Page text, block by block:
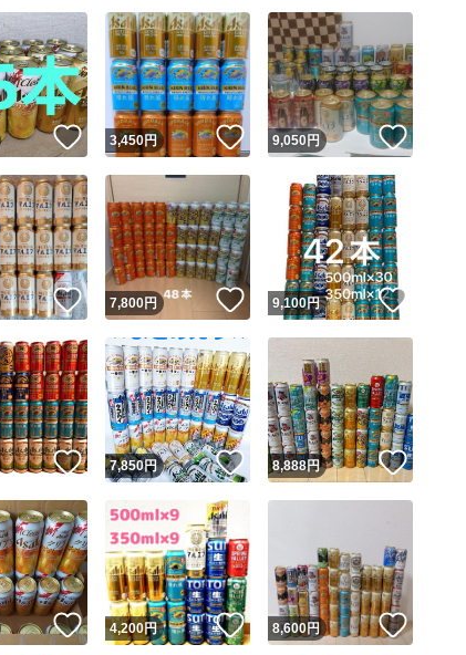
スピード発送 このユーザーは高頻度で24時間
安心発送 このユーザーは設定した発送日
いいね！
3,450円 いいね！
9,050 円 いいね
いいね！
7,800円 いいね！
9,100円
いいね！
7,850円 いいね！
8,888円 いいね
いいね！
4,200円 いいね！
8,600円 いいね